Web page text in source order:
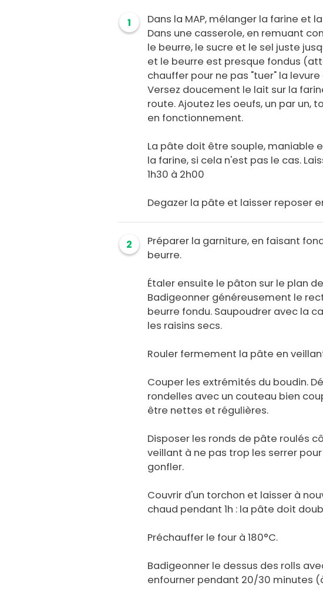
1
Dans la MAP, mélanger la farine et
Dans une casserole, en remuant
le beurre, le sucre et le sel juste
et le beurre est presque fondus
chauffer pour ne pas "tuer" la levure
Versez doucement le lait sur la
route. Ajoutez les oeufs, un par un,
en fonctionnement.
La pâte doit être souple, maniable
la farine, si cela n'est pas le cas.
1h30 à 2h00
Degazer la pâte et laisser reposer
2
Préparer la garniture, en faisant
beurre.
Étaler ensuite le pâton sur le plan
Badigeonner généreusement le
beurre fondu. Saupoudrer avec la
les raisins secs.
Rouler fermement la pâte en
Couper les extrémités du boudin.
rondelles avec un couteau bien
être nettes et régulières.
Disposer les ronds de pâte roulés
veillant à ne pas trop les serrer
gonfler.
Couvrir d'un torchon et laisser à
chaud pendant 1h : la pâte doit
Préchauffer le four à 180°C.
Badigeonner le dessus des rolls
enfourner pendant 20/30 minutes